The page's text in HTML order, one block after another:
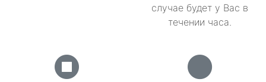
случае будет у Вас в
течении часа.